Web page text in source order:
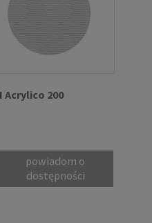
Acrylico 200
powiadom o
dostępności